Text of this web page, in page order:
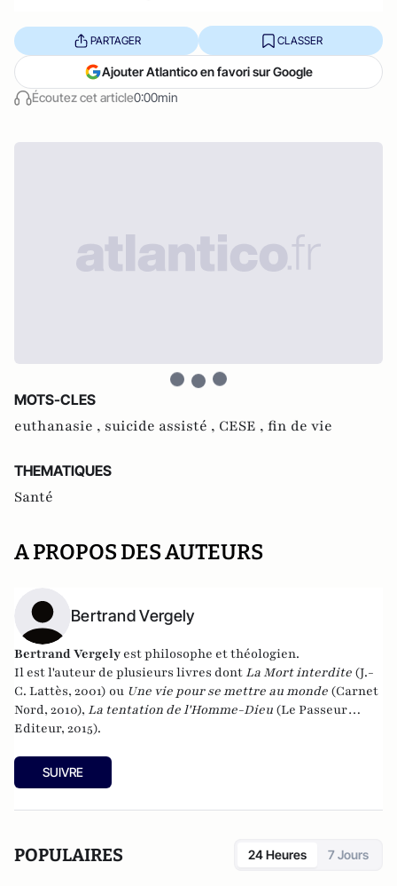
Écoutez cet article0:00min
PARTAGER CLASSER
Ajouter Atlantico en favori sur Google
MOTS-CLES
euthanasie , suicide assisté , CESE , fin de vie
THEMATIQUES
Santé
A PROPOS DES AUTEURS
Bertrand Vergely
Bertrand Vergely est philosophe et théologien.
Il est l'auteur de plusieurs livres dont La Mort interdite (J.-
C. Lattès, 2001) ou Une vie pour se mettre au monde (Carnet
Nord, 2010), La tentation de l'Homme-Dieu (Le Passeur
Editeur, 2015).
SUIVRE
POPULAIRES 24 Heures 7 Jours